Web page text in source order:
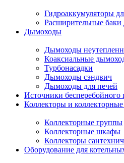
Гидроаккумуляторы
Расширительные баки
Дымоходы
Дымоходы
Коаксиальные
Турбонасадки
Дымоходы сэндвич
Дымоходы для печей
Источники бесперебойного
Коллекторы и
Коллекторные группы
Коллекторные шкафы
Коллекторы
Оборудование для